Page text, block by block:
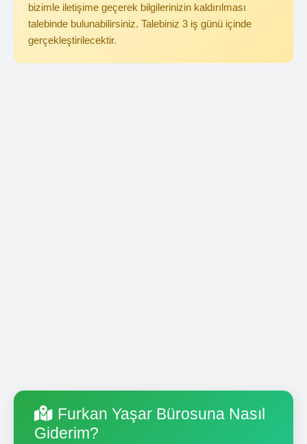
bizimle iletişime geçerek bilgilerinizin kaldırılması
talebinde bulunabilirsiniz. Talebiniz 3 iş günü içinde
gerçekleştirilecektir.
Furkan Yaşar Bürosuna Nasıl
Giderim?